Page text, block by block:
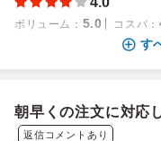
ボリューム ： 5.0 コスパ ：
す
朝早くの注文に対応
返信コメントあり